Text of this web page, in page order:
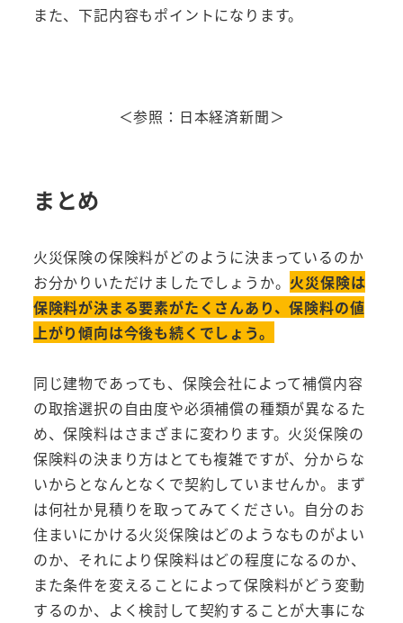
また、下記内容もポイントになります。
＜参照：日本経済新聞＞
まとめ
火災保険の保険料がどのように決まっているのか
お分かりいただけましたでしょうか。 火災保険は
保険料が決まる要素がたくさんあり、保険料の値
上がり傾向は今後も続くでしょう。
同じ建物であっても、保険会社によって補償内容
の取捨選択の自由度や必須補償の種類が異なるた
め、保険料はさまざまに変わります。火災保険の
保険料の決まり方はとても複雑ですが、分からな
いからとなんとなくで契約していませんか。まず
は何社か見積りを取ってみてください。自分のお
住まいにかける火災保険はどのようなものがよい
のか、それにより保険料はどの程度になるのか、
また条件を変えることによって保険料がどう変動
するのか、よく検討して契約することが大事にな